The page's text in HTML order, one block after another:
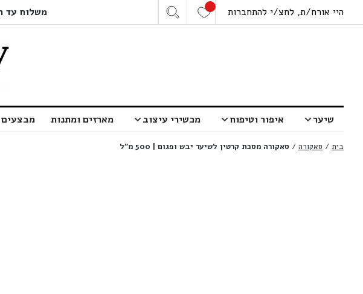
היי אורח/ת, לחצ/י להתחברות משלוח עד הבית חינם
שיער איפור וטיפוח מכשירי עיצוב מארזים ומתנות מבצעים
בית / סאקורה / סאקורה מסכת קרטין לשיער יבש ופגום | 500 מ”ל